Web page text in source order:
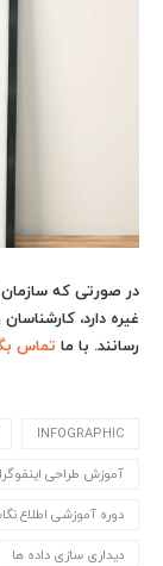
در صورتی که سازمان
رسانند. با ما تماس
INFOGRAPHIC
آموزش طراحی
دوره آموزشی اطلاع
دیداری سازی داده ها